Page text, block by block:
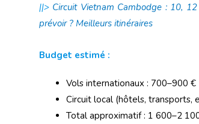
||> Circuit Vietnam Cambodge : 10,
prévoir ? Meilleurs itinéraires
Budget estimé :
Vols internationaux : 700–900 €
Circuit local (hôtels, transports,
Total approximatif : 1 600–2